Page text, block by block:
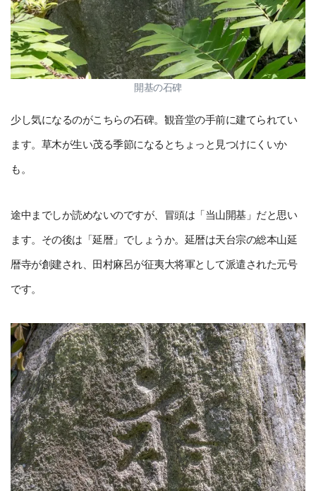
開基の石碑
少し気になるのがこちらの石碑。観音堂の手前に建てられてい
ます。草木が生い茂る季節になるとちょっと見つけにくいか
も。
途中までしか読めないのですが、冒頭は「当山開基」だと思い
ます。その後は「延暦」でしょうか。延暦は天台宗の総本山延
暦寺が創建され、田村麻呂が征夷大将軍として派遣された元号
です。